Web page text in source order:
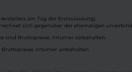
am Tag der Erstzulassung).
sich gegenüber der ehemaligen
sind Bruttopreise. Irrtümer vorbehalten.
Irrtümer vorbehalten.